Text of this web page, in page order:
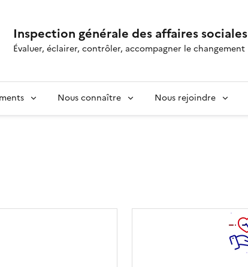
Inspection générale des affaires sociales
Évaluer, éclairer, contrôler, accompagner le changement
Nous connaître Nous rejoindre